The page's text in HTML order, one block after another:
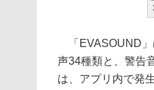
「EVASOUND」
声34種類と、警告
は、アプリ内で発